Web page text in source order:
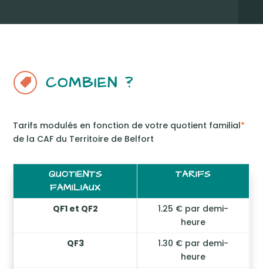
 COMBIEN ?
Tarifs modulés en fonction de votre quotient familial*
de la CAF du Territoire de Belfort
QUOTIENTS
FAMILIAUX
TARIFS
QF1 et QF2
1.25 € par demi-
heure
QF3
1.30 € par demi-
heure